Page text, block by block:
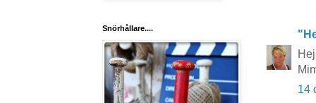
14
Snörhållare....